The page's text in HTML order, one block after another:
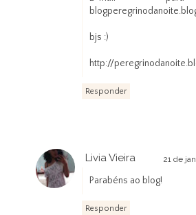
bjs :)
http://
Responder
Livia Vieira 21 de
Parabéns ao blog!
Responder